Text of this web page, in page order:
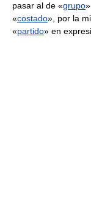
pasar al de «grupo
«costado», por la
«partido» en